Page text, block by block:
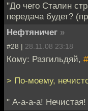
"До чего Сталин
передача будет?
Нефтяничег »
#28 | 28.11.08 23:18
Кому: Разгильдяй,
> По-моему,
" А-а-а-а!